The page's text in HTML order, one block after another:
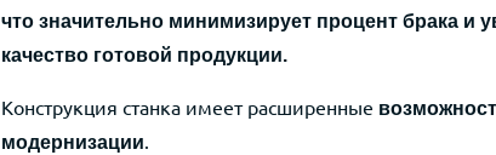
что значительно минимизирует процент брака и
качество готовой продукции.
Конструкция станка имеет расширенные
модернизации.